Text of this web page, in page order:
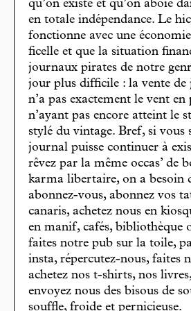
qu’on existe et qu’on aboie
en totale indépendance. Le
fonctionne avec une
ficelle et que la situation
journaux pirates de notre
jour plus difficile : la vente
n’a pas exactement le vent
n’ayant pas encore atteint le
stylé du vintage. Bref, si vous
journal puisse continuer à
rêvez par la même occas’ de
karma libertaire, on a besoin
abonnez-vous, abonnez vos
canaris, achetez nous en
en manif, cafés, bibliothèque
faites notre pub sur la toile,
insta, répercutez-nous, faites
achetez nos t-shirts, nos
envoyez nous des bisous de
souffle, froide et pernicieuse.